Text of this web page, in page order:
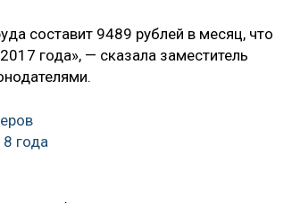
составит 9489 рублей в месяц, что
года», — сказала заместитель
года